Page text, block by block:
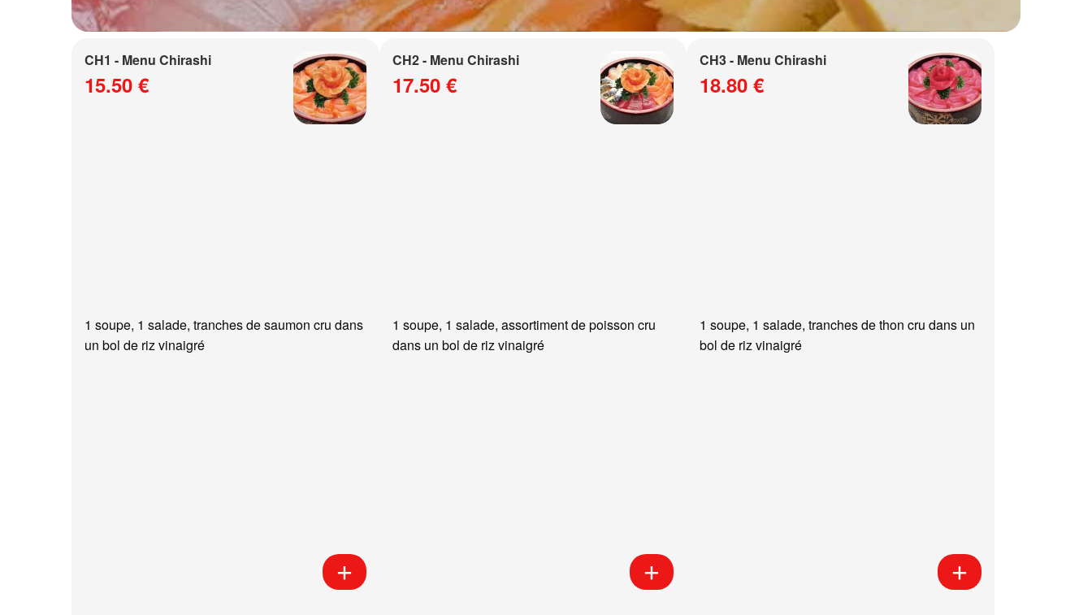
CH1 - Menu Chirashi
15.50 €
1 soupe, 1 salade, tranches de saumon cru dans
un bol de riz vinaigré
CH2 - Menu Chirashi
17.50 €
1 soupe, 1 salade, assortiment de poisson cru
dans un bol de riz vinaigré
CH3 - Menu Chirashi
18.80 €
1 soupe, 1 salade, tranches de thon cru dans un
bol de riz vinaigré